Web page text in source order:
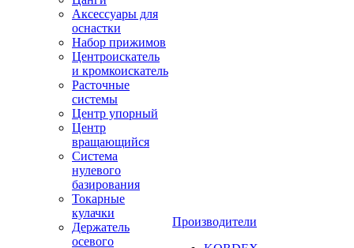
Аксессуары для
оснастки
Набор прижимов
Центроискатель
и кромкоискатель
Расточные
системы
Центр упорный
Центр
вращающийся
Система
нулевого
базирования
Токарные
кулачки
Держатель
осевого
Производители